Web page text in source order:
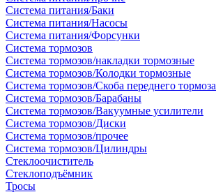
Система питания/Баки
Система питания/Насосы
Система питания/Форсунки
Система тормозов
Система тормозов/накладки тормозные
Система тормозов/Колодки тормозные
Система тормозов/Скоба переднего тормоза
Система тормозов/Барабаны
Система тормозов/Вакуумные усилители
Система тормозов/Диски
Система тормозов/прочее
Система тормозов/Цилиндры
Стеклоочиститель
Стеклоподъёмник
Тросы